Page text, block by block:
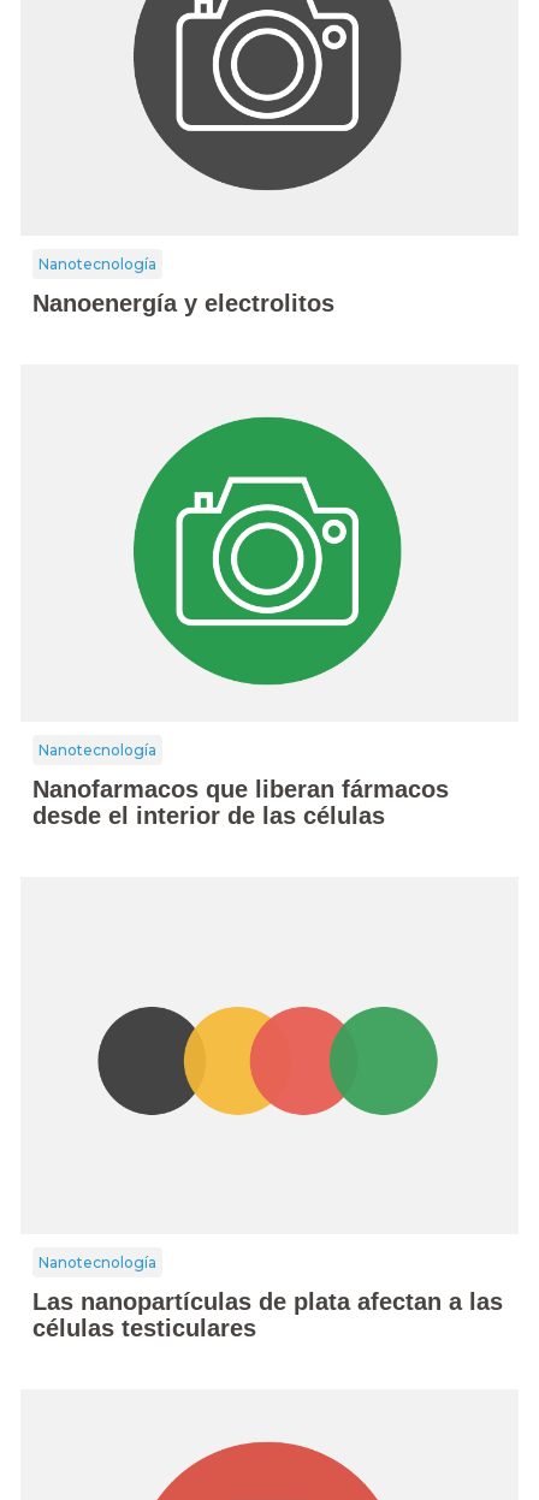
Nanotecnología
Nanoenergía y electrolitos
Nanotecnología
Nanofarmacos que liberan fármacos
desde el interior de las células
Nanotecnología
Las nanopartículas de plata afectan a las
células testiculares